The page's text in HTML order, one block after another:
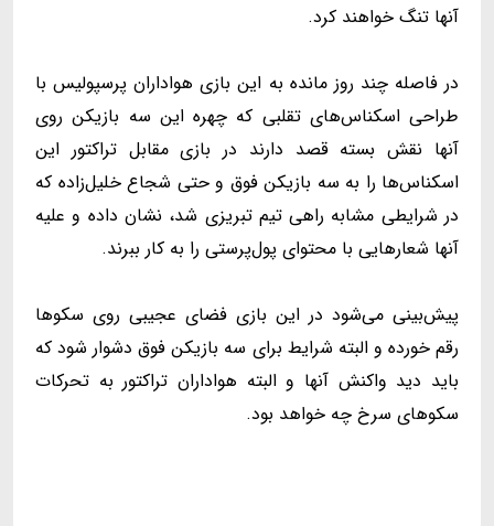
آنها تنگ خواهند کرد.
در فاصله چند روز مانده به این بازی هواداران پرسپولیس با
طراحی اسکناس‌های تقلبی که چهره این سه بازیکن روی
آنها نقش بسته قصد دارند در بازی مقابل تراکتور این
اسکناس‌ها را به سه بازیکن فوق و حتی شجاع خلیل‌زاده که
در شرایطی مشابه راهی تیم تبریزی شد، نشان داده و علیه
آنها شعارهایی با محتوای پول‌پرستی را به کار ببرند.
پیش‌بینی می‌شود در این بازی فضای عجیبی روی سکوها
رقم خورده و البته شرایط برای سه بازیکن فوق دشوار شود که
باید دید واکنش آنها و البته هواداران تراکتور به تحرکات
سکوهای سرخ چه خواهد بود.